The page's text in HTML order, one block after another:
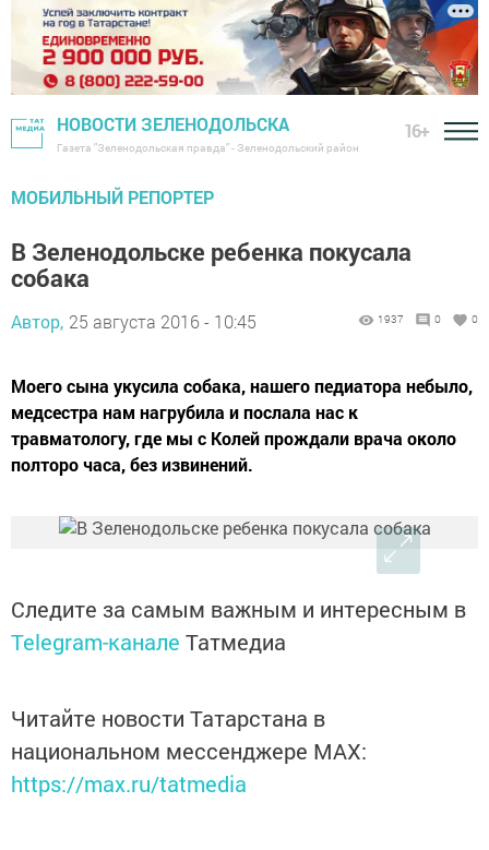
НОВОСТИ ЗЕЛЕНОДОЛЬСКА
Газета "Зеленодольская правда" - Зеленодольский район
16+
МОБИЛЬНЫЙ РЕПОРТЕР
В Зеленодольске ребенка покусала
собака
Автор, 25 августа 2016 - 10:45 1937 0 0
Моего сына укусила собака, нашего педиатора небыло,
медсестра нам нагрубила и послала нас к
травматологу, где мы с Колей прождали врача около
полторо часа, без извинений.
Следите за самым важным и интересным в
Telegram-канале Татмедиа
Читайте новости Татарстана в
национальном мессенджере MАХ:
https://max.ru/tatmedia